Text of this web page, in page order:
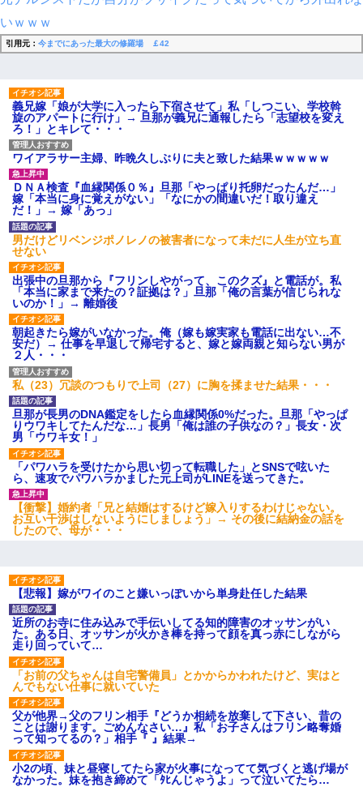
いｗｗｗ
引用元： 今までにあった最大の修羅場 ￡42
義兄嫁「娘が大学に入ったら下宿させて」私「しつこい、学校斡
旋のアパートに行け」→ 旦那が義兄に通報したら「志望校を変え
ろ！」とキレて・・・
ワイアラサー主婦、昨晩久しぶりに夫と致した結果ｗｗｗｗｗ
ＤＮＡ検査『血縁関係０％』旦那「やっぱり托卵だったんだ…」
嫁「本当に身に覚えがない」「なにかの間違いだ！取り違え
だ！」→ 嫁「あっ」
男だけどリベンジポノレノの被害者になって未だに人生が立ち直
せない
出張中の旦那から『フリンしやがって、このクズ』と電話が。私
「本当に家まで来たの？証拠は？」旦那「俺の言葉が信じられな
いのか！」→ 離婚後
朝起きたら嫁がいなかった。俺（嫁も嫁実家も電話に出ない…不
安だ）→ 仕事を早退して帰宅すると、嫁と嫁両親と知らない男が
２人・・・
私（23）冗談のつもりで上司（27）に胸を揉ませた結果・・・
旦那が長男のDNA鑑定をしたら血縁関係0%だった。旦那「やっぱ
りウワキしてたんだな…」長男「俺は誰の子供なの？」長女・次
男「ウワキ女！」
「パワハラを受けたから思い切って転職した」とSNSで呟いた
ら、速攻でパワハラかました元上司がLINEを送ってきた。
【衝撃】婚約者「兄と結婚はするけど嫁入りするわけじゃない。
お互い干渉はしないようにしましょう」→ その後に結納金の話を
したので、母が・・・
【悲報】嫁がワイのこと嫌いっぽいから単身赴任した結果
近所のお寺に住み込みで手伝いしてる知的障害のオッサンがい
た。ある日、オッサンが火かき棒を持って顔を真っ赤にしながら
走り回っていて…
「お前の父ちゃんは自宅警備員」とかからかわれたけど、実はと
んでもない仕事に就いていた
父が他界→父のフリン相手『どうか相続を放棄して下さい、昔の
ことは謝ります。ごめんなさい…』私「お子さんはフリン略奪婚
って知ってるの？」相手『 』結果→
小2の頃、妹と昼寝してたら家が火事になってて気づくと逃げ場が
なかった。妹を抱き締めて「ﾀﾋんじゃうよ」って泣いてたら…